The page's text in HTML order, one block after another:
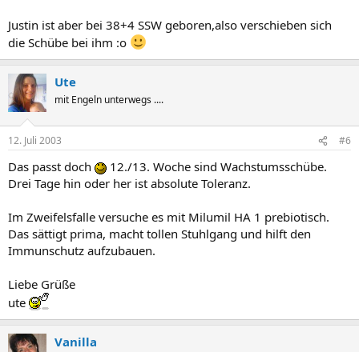
Justin ist aber bei 38+4 SSW geboren,also verschieben sich
die Schübe bei ihm :o
Ute
mit Engeln unterwegs ....
12. Juli 2003 #6
Das passt doch
12./13. Woche sind Wachstumsschübe.
Drei Tage hin oder her ist absolute Toleranz.
Im Zweifelsfalle versuche es mit Milumil HA 1 prebiotisch.
Das sättigt prima, macht tollen Stuhlgang und hilft den
Immunschutz aufzubauen.
Liebe Grüße
ute
Vanilla